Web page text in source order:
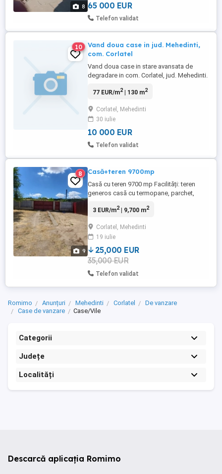
8 65 000 EUR
Telefon validat
10
Vand doua case in jud. Mehedinti,
com. Corlatel
Vand doua case in stare avansata de
degradare in com. Corlatel, jud. Mehedinti.
1.677mp. Casele au fost construite in anul
buna fiind situate pe strada principala din
Corlatel (DN606). Daca se doreste casele
se vand la pachet ...
77 EUR/m2| 130 m2
Corlatel, Mehedinti
30 iulie
10 000 EUR
Telefon validat
9
8 Casă+teren 9700mp
Casă cu teren 9700 mp Facilități: teren
generos casă cu termopane, parchet,
Casa se situează in comuna Corlățel
3 EUR/m2| 9,700 m2
Corlatel, Mehedinti
19 iulie
25,000 EUR
35,000 EUR
Telefon validat
Romimo Anunțuri Mehedinti Corlatel
De vanzare
Case de vanzare
Case/Vile
Categorii
Județe
Localități
Descarcă aplicația Romimo